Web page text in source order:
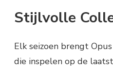
Stijlvolle
Elk seizoen brengt
die inspelen op de